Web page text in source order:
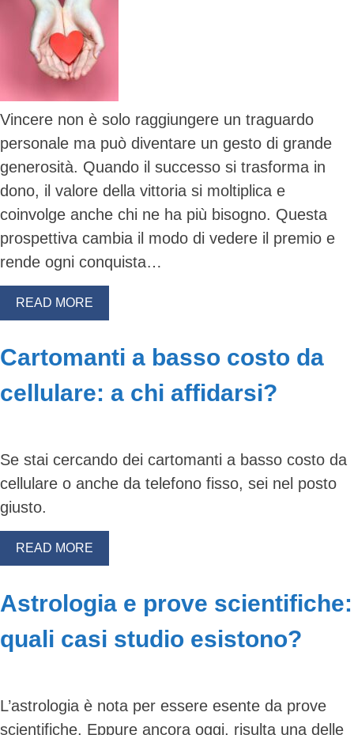
Skip
to
Vincere non è solo raggiungere un traguardo
personale ma può diventare un gesto di grande
generosità. Quando il successo si trasforma in
dono, il valore della vittoria si moltiplica e
coinvolge anche chi ne ha più bisogno. Questa
prospettiva cambia il modo di vedere il premio e
rende ogni conquista…
READ MORE
Cartomanti a basso costo da
cellulare: a chi affidarsi?
Se stai cercando dei cartomanti a basso costo da
cellulare o anche da telefono fisso, sei nel posto
giusto.
READ MORE
Astrologia e prove scientifiche:
quali casi studio esistono?
L’astrologia è nota per essere esente da prove
scientifiche. Eppure ancora oggi, risulta una delle